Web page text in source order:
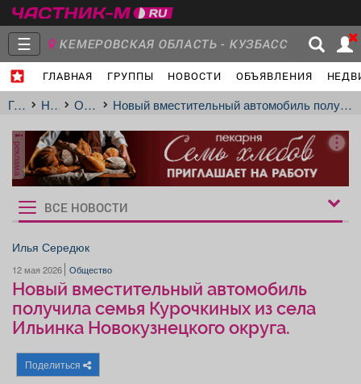
☰ КЕМЕРОВСКАЯ ОБЛАСТЬ - КУЗБАСС
ГЛАВНАЯ ГРУППЫ НОВОСТИ ОБЪЯВЛЕНИЯ
Главная
Группы Новости
Объявления Недвижимость Услуги
Работа Компании
Афиша
ГлавнаяНовостиОбществоНовый вместительный автомобиль получила семья Курочкиных из села Ильинка Новокузнецкого округа.
реклама
Рукбрики
новостей
ВСЕ НОВОСТИ
Илья Середюк
12 мая 2026 Общество
Новый вместительный автомобиль
получила семья Курочкиных из села
Ильинка Новокузнецкого округа.
Поделиться